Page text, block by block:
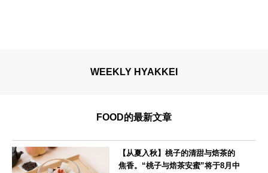
WEEKLY HYAKKEI
FOOD的最新文章
【从夏入秋】桃子的清甜与焙茶的
焦香。“桃子与焙茶安蜜”将于8月中